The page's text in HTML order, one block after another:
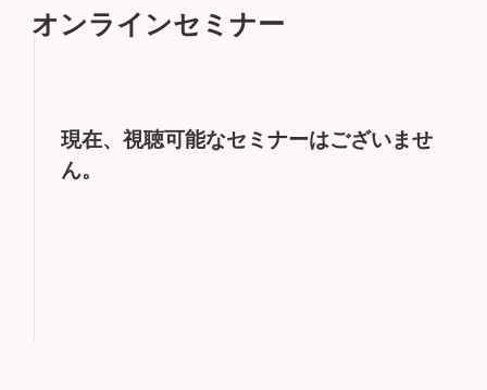
オンラインセミナー
現在、視聴可能なセミナーはございませ
ん。